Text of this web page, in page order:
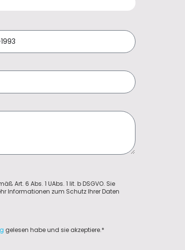
Art. 6 Abs. 1 UAbs. 1 lit. b DSGVO. Sie
Informationen zum Schutz Ihrer Daten
gelesen habe und sie akzeptiere.*